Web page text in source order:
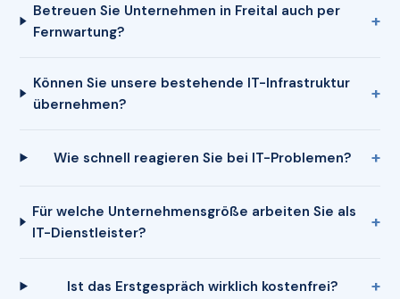
Betreuen Sie Unternehmen in Freital auch per
Fernwartung?
Können Sie unsere bestehende IT-Infrastruktur
übernehmen?
Wie schnell reagieren Sie bei IT-Problemen?
Für welche Unternehmensgröße arbeiten Sie als
IT-Dienstleister?
Ist das Erstgespräch wirklich kostenfrei?